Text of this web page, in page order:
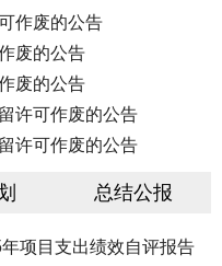
...
...
...
作废的公告
废的公告
废的公告
许可作废的公告
许可作废的公告
总结公报
项目支出绩效自评报告